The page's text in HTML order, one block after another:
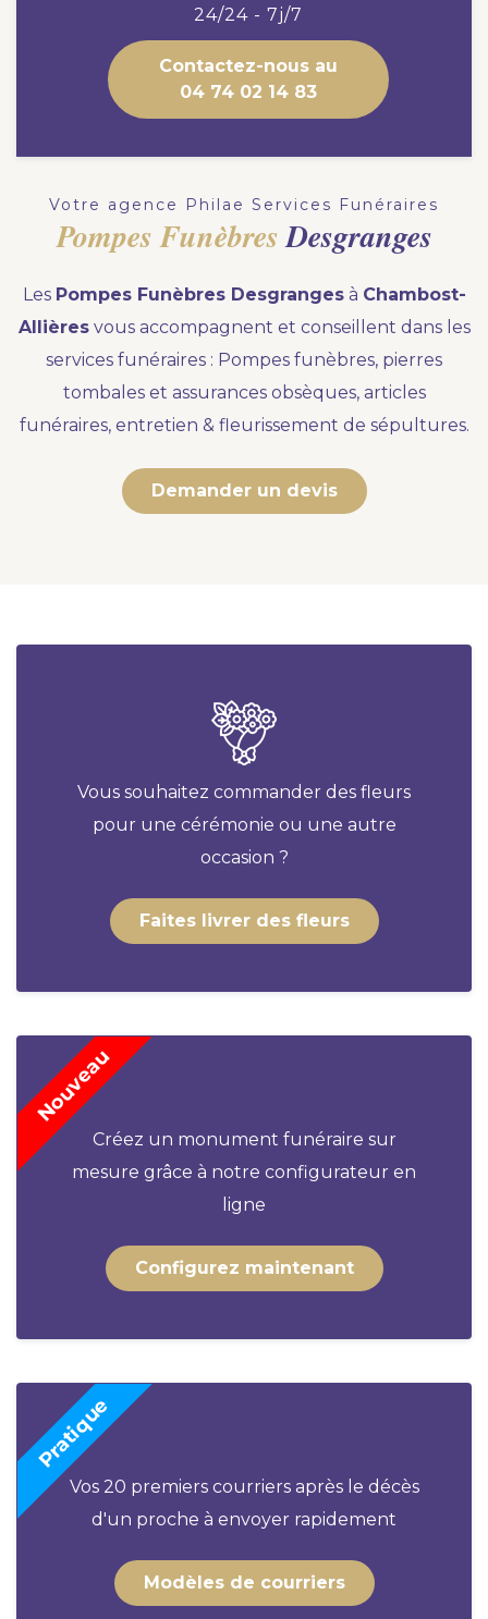
Nous vous accompagnons.
Demander un devis prévoyance
Nos produits en marbrerie
Besoin d'un monument ou d'un article en
défunt. Découvrez nos gammes spécialisées.
24/24 - 7j/7
Contactez-nous au
04 74 02 14 83
Votre agence Philae Services Funéraires
Pompes FunèbresDesgranges
Les Pompes Funèbres Desgrangesà Chambost-
Allièresvous accompagnent et conseillent dans les
services funéraires : Pompes funèbres, pierres
tombales et assurances obsèques, articles
funéraires, entretien & fleurissement de sépultures.
Demander un devis
Vous souhaitez commander des fleurs
pour une cérémonie ou une autre
occasion ?
Faites livrer des fleurs
Créez un monument funéraire sur
mesure grâce à notre configurateur en
ligne
Configurez maintenant
Vos 20 premiers courriers après le décès
d'un proche à envoyer rapidement
Modèles de courriers